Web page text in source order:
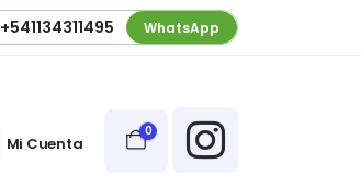
+541134311495 WhatsApp
Mi Cuenta
0